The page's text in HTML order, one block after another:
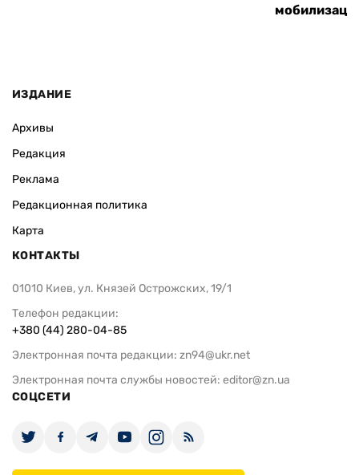
ИЗДАНИЕ
Архивы
Редакция
Реклама
Редакционная политика
Карта
КОНТАКТЫ
01010 Киев, ул. Князей Острожских, 19/1
Телефон редакции:
+380 (44) 280-04-85
Электронная почта редакции: zn94@ukr.net
Электронная почта службы новостей: editor@zn.ua
СОЦСЕТИ